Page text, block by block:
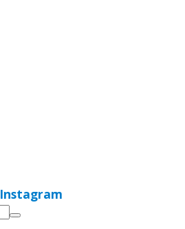
Instagram